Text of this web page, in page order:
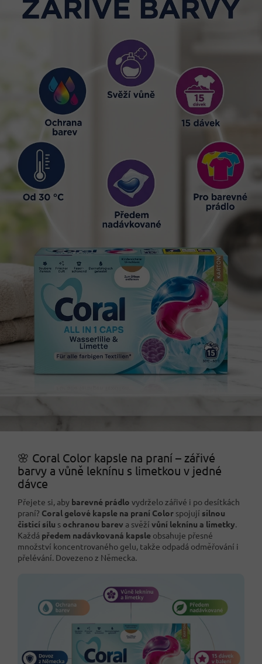
🌸 Coral Color kapsle na praní – zářivé
barvy a vůně leknínu s limetkou v jedné
dávce
Přejete si, aby barevné prádlo vydrželo zářivé i po desítkách
praní? Coral gelové kapsle na praní Color spojují silnou
čisticí sílu s ochranou barev a svěží vůní leknínu a limetky.
Každá předem nadávkovaná kapsle obsahuje přesné
množství koncentrovaného gelu, takže odpadá odměřování i
přelévání. Dovezeno z Německa.